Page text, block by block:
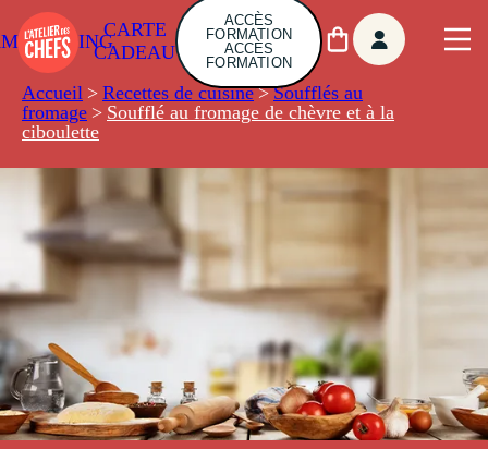
CARTE
CADEAU
ACCÈS
FORMATION
ACCÈS
FORMATION
Accueil > Recettes de cuisine > Soufflés au
fromage > Soufflé au fromage de chèvre et à la
ciboulette